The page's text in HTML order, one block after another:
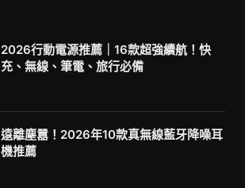
2026行動電源推薦｜16款超強續航！快
充、無線、筆電、旅行必備
遠離塵囂！2026年10款真無線藍牙降噪耳
機推薦